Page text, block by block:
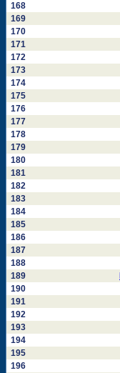
168
169
170
171
172
173
174
175
176
177
178
179
180
181
182
183
184
185
186
187
188
189
190
191
192
193
194
195
196